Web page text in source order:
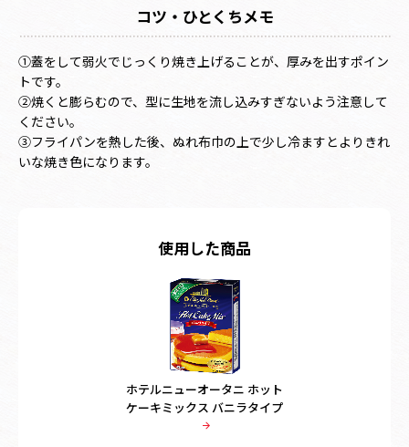
コツ・ひとくちメモ
①蓋をして弱火でじっくり焼き上げることが、厚みを出すポイン
トです。
②焼くと膨らむので、型に生地を流し込みすぎないよう注意して
ください。
③フライパンを熱した後、ぬれ布巾の上で少し冷ますとよりきれ
いな焼き色になります。
使用した商品
ホテルニューオータニ ホット
ケーキミックス バニラタイプ